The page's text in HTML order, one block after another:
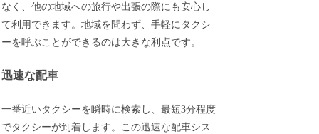
なく、他の地域への旅行や出張の際にも安心し
て利用できます。地域を問わず、手軽にタクシ
ーを呼ぶことができるのは大きな利点です。
迅速な配車
一番近いタクシーを瞬時に検索し、最短3分程度
でタクシーが到着します。この迅速な配車シス